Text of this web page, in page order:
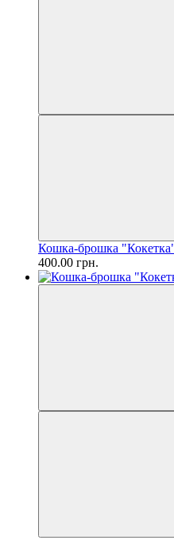
Кошка-брошка
400.00 грн.